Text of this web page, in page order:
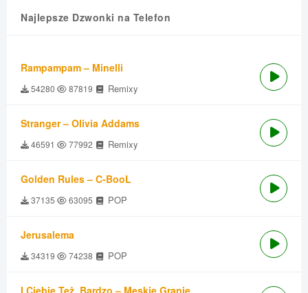
Najlepsze Dzwonki na Telefon
Rampampam – Minelli
54280 87819 Remixy
Stranger – Olivia Addams
46591 77992 Remixy
Golden Rules – C-BooL
37135 63095 POP
Jerusalema
34319 74238 POP
I Ciebie Też, Bardzo – Męskie Granie